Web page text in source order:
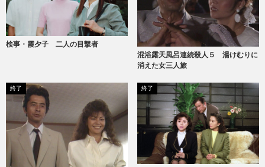
検事・霞夕子 二人の目撃者
混浴露天風呂連続殺人５ 湯けむりに
消えた女三人旅
終了 終了